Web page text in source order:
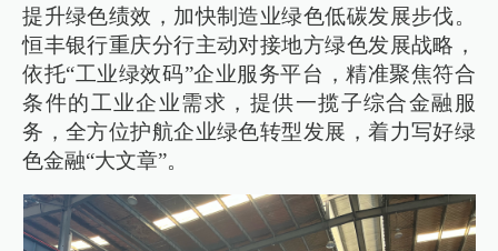
提升绿色绩效，加快制造业绿色低碳发展步伐。
恒丰银行重庆分行主动对接地方绿色发展战略，
依托“工业绿效码”企业服务平台，精准聚焦符合
条件的工业企业需求，提供一揽子综合金融服
务，全方位护航企业绿色转型发展，着力写好绿
色金融“大文章”。